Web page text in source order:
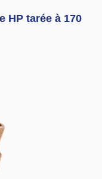
HP tarée à 170